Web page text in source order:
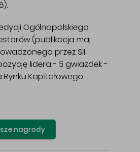
Ogólnopolskiego
(publikacja maj
przez SII
lidera - 5 gwiazdek -
Rynku Kapitałowego.
nagrody